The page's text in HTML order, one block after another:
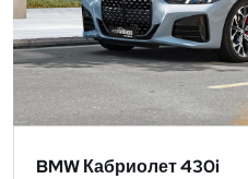
BMW Кабриолет 430i